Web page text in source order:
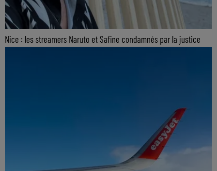
Nice : les streamers Naruto et Safine condamnés par la justice